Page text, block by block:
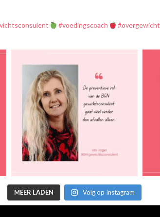
#voedingscoach #overgewicht
MEER LADEN Volg op Instagram